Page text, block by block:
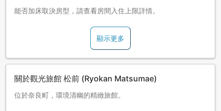
能否加床取決房型，請查看房間入住上限詳情。
顯示更多
關於觀光旅館 松前 (Ryokan Matsumae)
位於奈良町，環境清幽的精緻旅館。